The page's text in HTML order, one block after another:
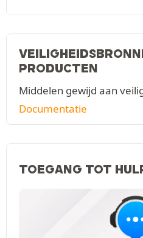
PRODUCTEN
Middelen gewijd aan
Documentatie
TOEGANG TOT